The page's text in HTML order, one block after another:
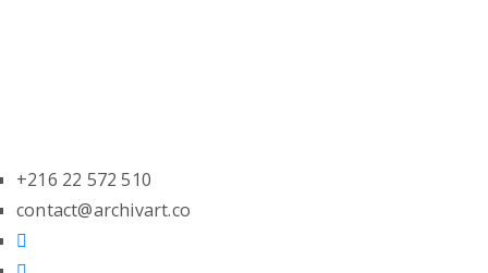
+216 22 572 510
contact@archivart.co